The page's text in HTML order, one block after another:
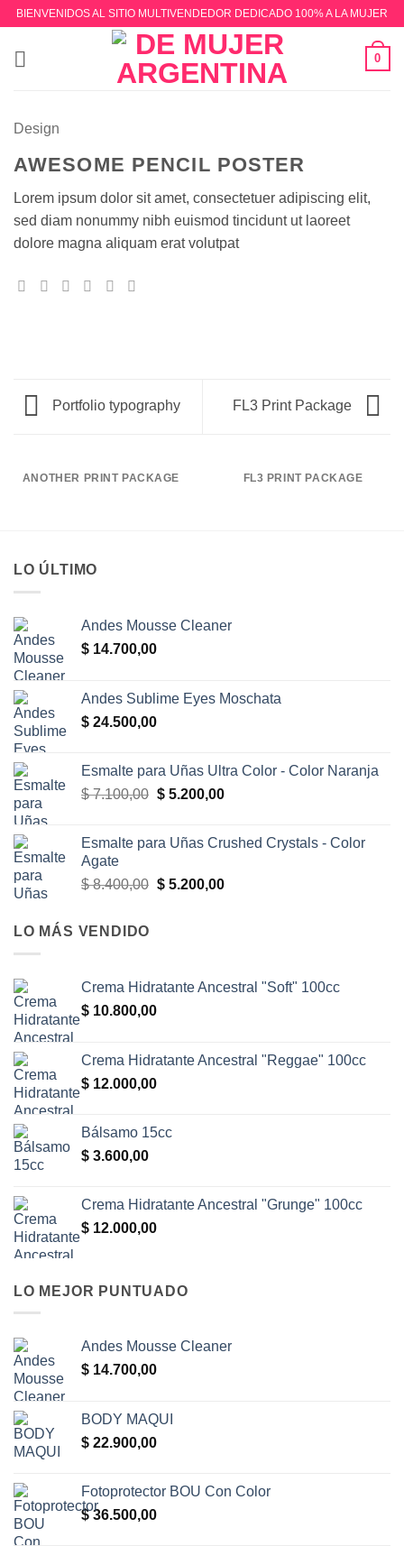
Saltar
contenido
BIENVENIDOS AL SITIO MULTIVENDEDOR DEDICADO 100% A LA MUJER
0
Design
AWESOME PENCIL POSTER
Lorem ipsum dolor sit amet, consectetuer adipiscing elit,
sed diam nonummy nibh euismod tincidunt ut laoreet
dolore magna aliquam erat volutpat
Portfolio typography FL3 Print Package
ANOTHER PRINT PACKAGE FL3 PRINT PACKAGE
LO ÚLTIMO
Andes Mousse Cleaner
$ 14.700,00
Andes Sublime Eyes Moschata
$ 24.500,00
Esmalte para Uñas Ultra Color - Color Naranja
$7.100,00 El
era:
$5.200,00El
es:
Esmalte para Uñas Crushed Crystals - Color
Agate
$8.400,00 El
$5.200,00El
LO MÁS VENDIDO
Crema Hidratante Ancestral "Soft" 100cc
$ 10.800,00
Crema Hidratante Ancestral "Reggae" 100cc
$ 12.000,00
Bálsamo 15cc
$ 3.600,00
Crema Hidratante Ancestral "Grunge" 100cc
$ 12.000,00
LO MEJOR PUNTUADO
Andes Mousse Cleaner
$ 14.700,00
BODY MAQUI
$ 22.900,00
Fotoprotector BOU Con Color
$36.500,00